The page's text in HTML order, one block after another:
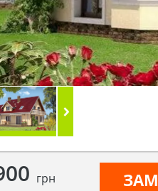
грн